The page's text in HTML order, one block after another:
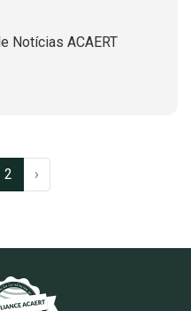
Notícias ACAERT
2 ›